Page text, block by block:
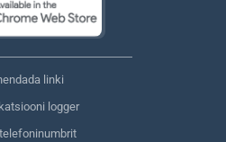
linki
logger